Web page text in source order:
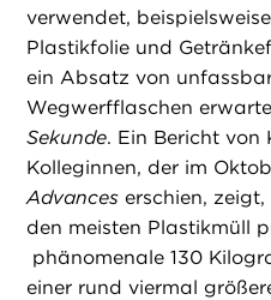
verwendet,
Plastikfolie und
ein Absatz von
Wegwerfflaschen
Sekunde. Ein Bericht
Kolleginnen, der im
Advances erschien,
den meisten Plastikmüll
phänomenale 130
einer rund viermal